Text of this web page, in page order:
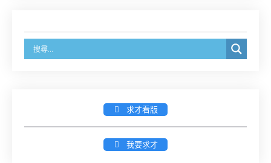
徵詢有意願擔任臺南市115年度國民中小學法治教育
（8/17截止報名，額滿提前截止，實體＋線上同
步）
求才看版
我要求才